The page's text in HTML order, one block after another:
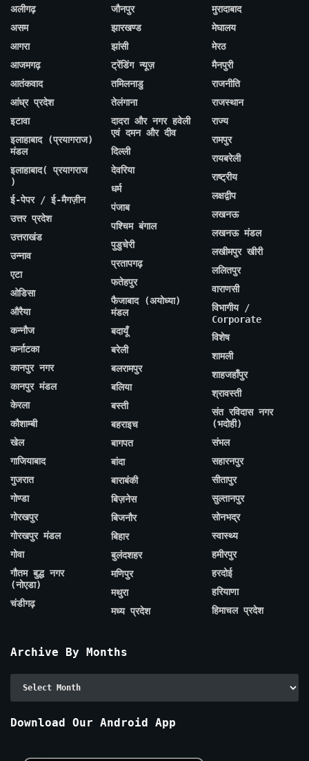
अलीगढ़
असम
आगरा
आजमगढ़
आतंकवाद
आंध्र प्रदेश
इटावा
इलाहाबाद (प्रयागराज)
मंडल
इलाहाबाद( प्रयागराज
)
ई-पेपर / ई-मैगज़ीन
उत्तर प्रदेश
उत्तराखंड
उन्नाव
एटा
ओडिसा
औरैया
कन्नौज
कर्नाटका
कानपुर नगर
कानपुर मंडल
केरला
कौशाम्बी
खेल
गाजियाबाद
गुजरात
गोण्डा
गोरखपुर
गोरखपुर मंडल
गोवा
गौतम बुद्ध नगर
(नोएडा)
चंडीगढ़
जौनपुर
झारखण्ड
झांसी
ट्रेंडिंग न्यूज़
तमिलनाडु
तेलंगाना
दादरा और नगर हवेली
एवं दमन और दीव
दिल्ली
देवरिया
धर्म
पंजाब
पश्चिम बंगाल
पुडुचेरी
प्रतापगढ़
फतेहपुर
फैजाबाद (अयोध्या)
मंडल
बदायूँ
बरेली
बलरामपुर
बलिया
बस्ती
बहराइच
बागपत
बांदा
बाराबंकी
बिज़नेस
बिजनौर
बिहार
बुलंदशहर
मणिपुर
मथुरा
मध्य प्रदेश
मुरादाबाद
मेघालय
मेरठ
मैनपुरी
राजनीति
राजस्थान
राज्य
रामपुर
रायबरेली
राष्ट्रीय
लक्षद्वीप
लखनऊ
लखनऊ मंडल
लखीमपुर खीरी
ललितपुर
वाराणसी
विभागीय /
Corporate
विशेष
शामली
शाहजहाँपुर
श्रावस्ती
संत रविदास नगर
(भदोही)
संभल
सहारनपुर
सीतापुर
सुल्तानपुर
सोनभद्र
स्वास्थ्य
हमीरपुर
हरदोई
हरियाणा
हिमाचल प्रदेश
Archive By Months
Download Our Android App